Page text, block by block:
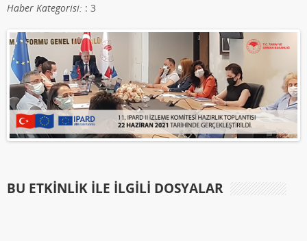
Haber Kategorisi: : 3
BU ETKINLIK ILE İLGILI DOSYALAR